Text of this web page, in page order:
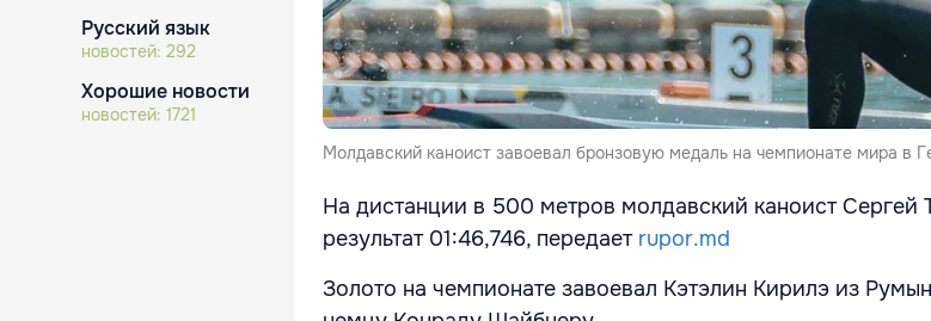
Русский язык
новостей: 292
Хорошие новости
новостей: 1721
Молдавский каноист завоевал бронзовую медаль на чемпионате мира в
На дистанции в 500 метров молдавский каноист Сергей
результат 01:46,746, передает rupor.md
Золото на чемпионате завоевал Кэтэлин Кирилэ из